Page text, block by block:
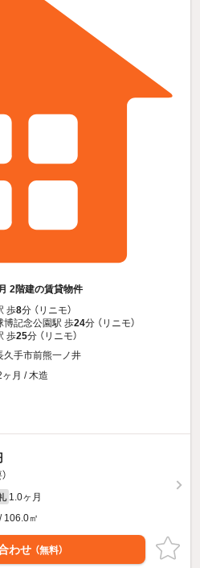
2階建の賃貸物件
歩8分 （リニモ）
博記念公園駅 歩24分 （リニモ）
歩25分 （リニモ）
久手市前熊一ノ井
月 / 木造
1.0ヶ月
106.0㎡
わせ （無料）